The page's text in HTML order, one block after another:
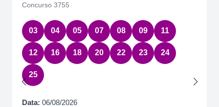
Concurso 3755
03 04 05 07 08 09 11
12 16 18 20 22 23 24
25
Data: 06/08/2026